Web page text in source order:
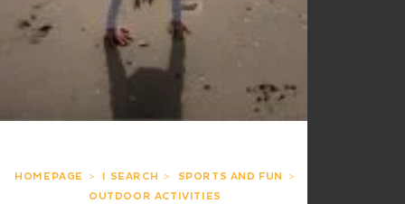
HOMEPAGE I SEARCH
SPORTS AND FUN
OUTDOOR ACTIVITIES